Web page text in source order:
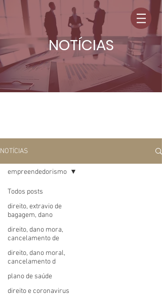
NOTÍCIAS
Todos posts
direito, extravio de
bagagem, dano
direito, dano mora,
cancelamento de
direito, dano moral,
cancelamento d
plano de saúde
direito e coronavirus
empreendedorismo
NOTÍCIAS